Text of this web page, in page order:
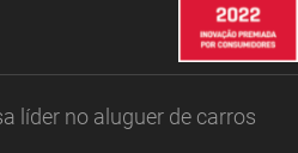
líder no aluguer de carros